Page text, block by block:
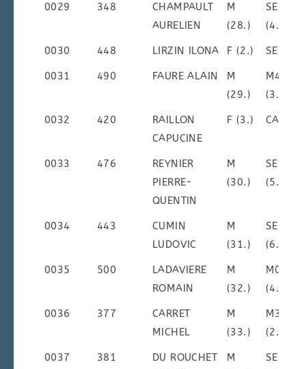
0029 348
CHAMPAULT
AURELIEN
M
(28.)
SEM
(4.)
0030 448 LIRZIN ILONA F (2.) SEF ()
0031 490 FAURE ALAIN
M
(29.)
M4M
(3.)
0032 420
RAILLON
CAPUCINE
F (3.) CAF ()
0033 476
REYNIER
PIERRE-
QUENTIN
M
(30.)
SEM
(5.)
0034 443
CUMIN
LUDOVIC
M
(31.)
SEM
(6.)
0035 500
LADAVIERE
ROMAIN
M
(32.)
M0M
(4.)
0036 377
CARRET
MICHEL
M
(33.)
M3M
(2.)
0037 381
DU ROUCHET
M
SEM